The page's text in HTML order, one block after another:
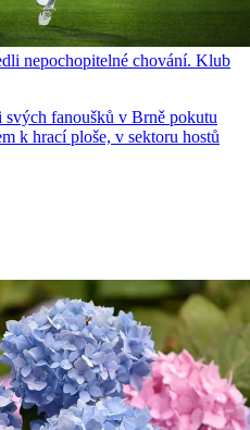
nepochopitelné chování. Klub
svých fanoušků v Brně pokutu
k hrací ploše, v sektoru hostů